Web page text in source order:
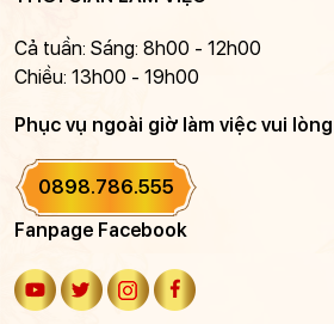
Cả tuần: Sáng: 8h00 - 12h00
Chiều: 13h00 - 19h00
Phục vụ ngoài giờ làm việc vui
0898.786.555
Fanpage Facebook